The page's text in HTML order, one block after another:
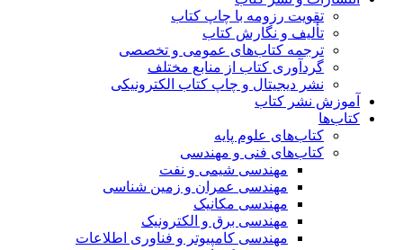
تقویت رزومه با چاپ کتاب
تألیف و نگارش کتاب
ترجمه کتاب‌های عمومی و تخصصی
گردآوری کتاب از منابع مختلف
نشر دیجیتال و چاپ کتاب الکترونیکی
آموزش نشر کتاب
کتاب‌ها
کتاب‌های علوم پایه
کتاب‌های فنی و مهندسی
مهندسی شیمی و نفت
مهندسی عمران و زمین شناسی
مهندسی مکانیک
مهندسی برق و الکترونیک
مهندسی کامپیوتر و فناوری اطلاعات